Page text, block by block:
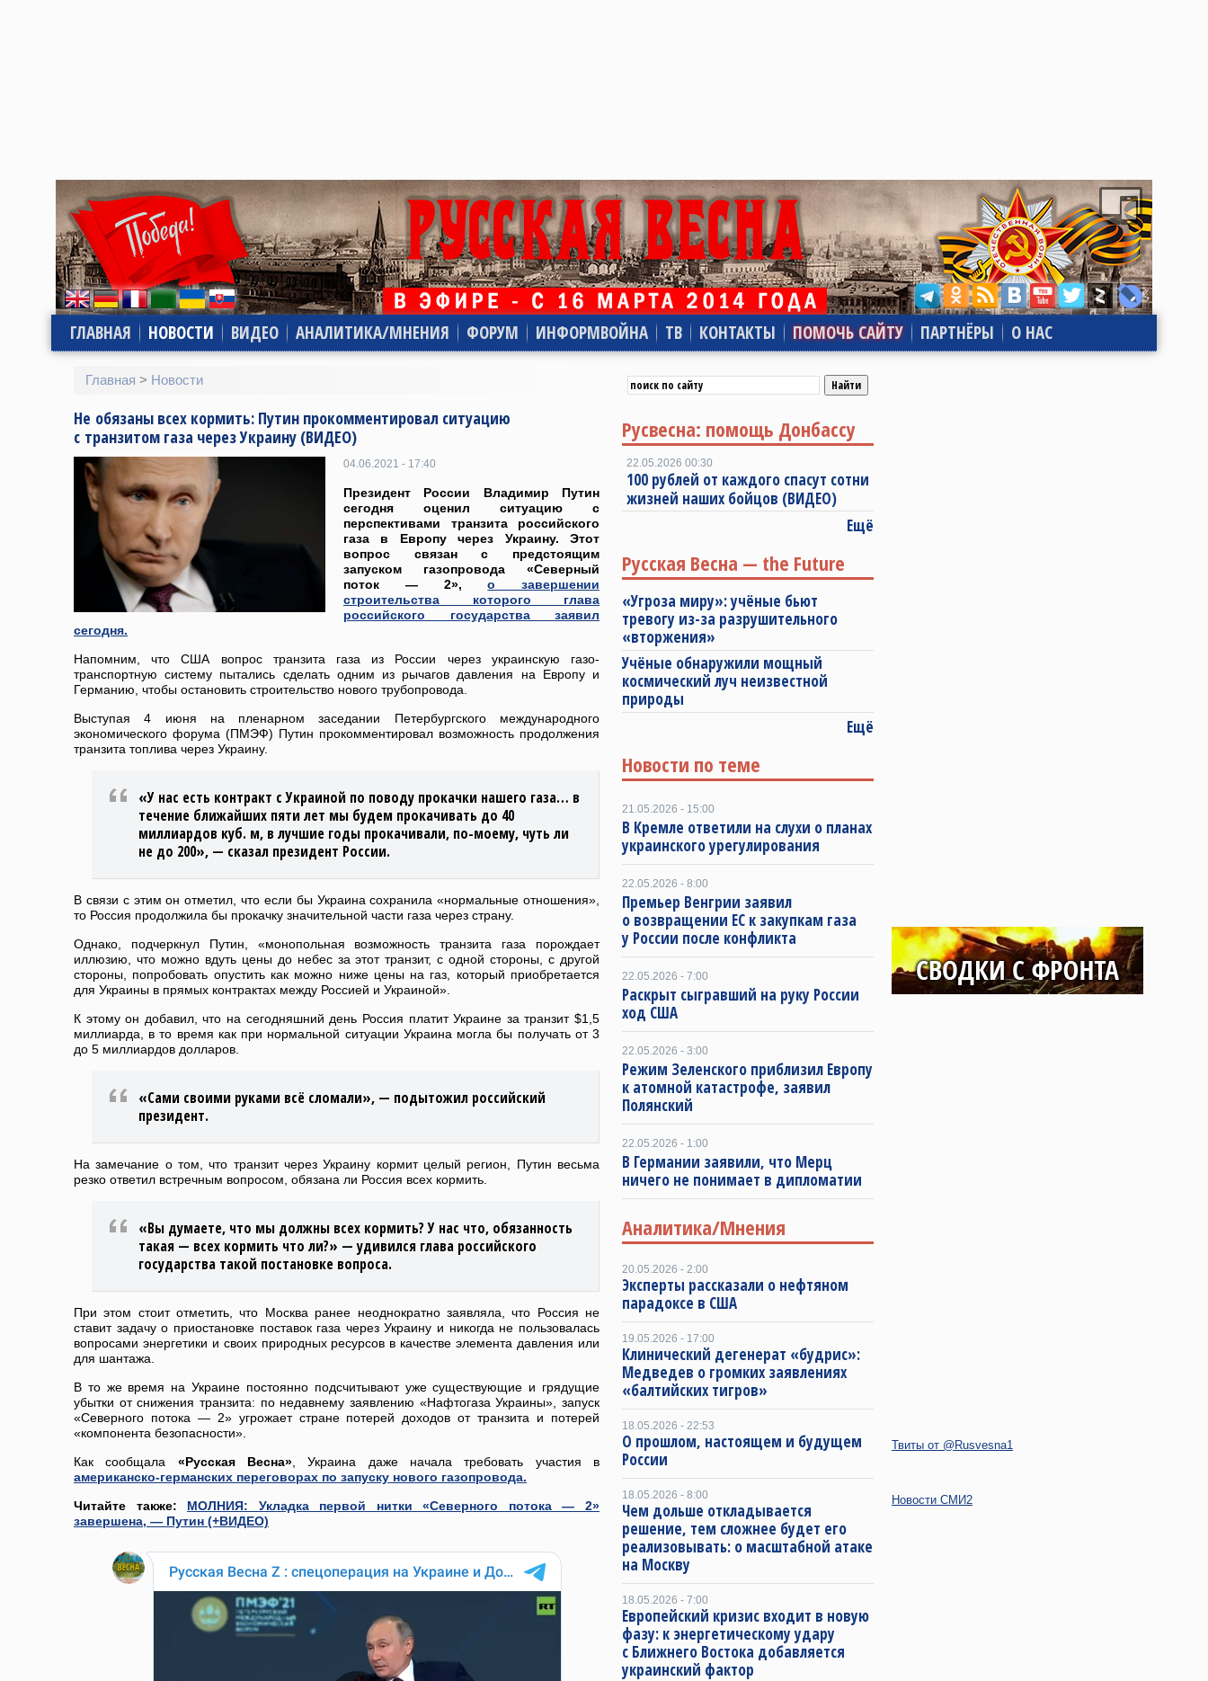
ГЛАВНАЯ НОВОСТИ ВИДЕО АНАЛИТИКА/МНЕНИЯ ФОРУМ ИНФОРМВОЙНА ТВ КОНТАКТЫ ПОМОЧЬ САЙТУ ПАРТНЁРЫ О НАС
Главная > Новости
Не обязаны всех кормить: Путин прокомментировал ситуацию
с транзитом газа через Украину (ВИДЕО)
04.06.2021 - 17:40
Президент России Владимир Путин
сегодня оценил ситуацию с
перспективами транзита российского
газа в Европу через Украину. Этот
вопрос связан с предстоящим
запуском газопровода «Северный
поток — 2»,о завершении
строительства которого глава
российского государства заявил
сегодня.
Напомним, что США вопрос транзита газа из России через украинскую газо-
транспортную систему пытались сделать одним из рычагов давления на Европу и
Германию, чтобы остановить строительство нового трубопровода.
Выступая 4 июня на пленарном заседании Петербургского международного
экономического форума (ПМЭФ) Путин прокомментировал возможность продолжения
транзита топлива через Украину.
«У нас есть контракт с Украиной по поводу прокачки нашего газа… в
течение ближайших пяти лет мы будем прокачивать до 40
миллиардов куб. м, в лучшие годы прокачивали, по-моему, чуть ли
не до 200», — сказал президент России.
В связи с этим он отметил, что если бы Украина сохранила «нормальные отношения»,
то Россия продолжила бы прокачку значительной части газа через страну.
Однако, подчеркнул Путин, «монопольная возможность транзита газа порождает
иллюзию, что можно вдуть цены до небес за этот транзит, с одной стороны, с другой
стороны, попробовать опустить как можно ниже цены на газ, который приобретается
для Украины в прямых контрактах между Россией и Украиной».
К этому он добавил, что на сегодняшний день Россия платит Украине за транзит $1,5
миллиарда, в то время как при нормальной ситуации Украина могла бы получать от 3
до 5 миллиардов долларов.
«Сами своими руками всё сломали», — подытожил российский
президент.
На замечание о том, что транзит через Украину кормит целый регион, Путин весьма
резко ответил встречным вопросом, обязана ли Россия всех кормить.
«Вы думаете, что мы должны всех кормить? У нас что, обязанность
такая — всех кормить что ли?» — удивился глава российского
государства такой постановке вопроса.
При этом стоит отметить, что Москва ранее неоднократно заявляла, что Россия не
ставит задачу о приостановке поставок газа через Украину и никогда не пользовалась
вопросами энергетики и своих природных ресурсов в качестве элемента давления или
для шантажа.
В то же время на Украине постоянно подсчитывают уже существующие и грядущие
убытки от снижения транзита: по недавнему заявлению «Нафтогаза Украины», запуск
«Северного потока — 2» угрожает стране потерей доходов от транзита и потерей
«компонента безопасности».
Как сообщала «Русская Весна» , Украина даже начала требовать участия в
американско-германских переговорах по запуску нового газопровода.
Читайте также: МОЛНИЯ: Укладка первой нитки «Северного потока — 2»
завершена, — Путин (+ВИДЕО)
Русвесна: помощь Донбассу
22.05.2026 00:30
100 рублей от каждого спасут сотни
жизней наших бойцов (ВИДЕО)
Ещё
Русская Весна — the Future
«Угроза миру»: учёные бьют
тревогу из-за разрушительного
«вторжения»
Учёные обнаружили мощный
космический луч неизвестной
природы
Ещё
Новости по теме
21.05.2026 - 15:00
В Кремле ответили на слухи о планах
украинского урегулирования
22.05.2026 - 8:00
Премьер Венгрии заявил
о возвращении ЕС к закупкам газа
у России после конфликта
22.05.2026 - 7:00
Раскрыт сыгравший на руку России
ход США
22.05.2026 - 3:00
Режим Зеленского приблизил Европу
к атомной катастрофе, заявил
Полянский
22.05.2026 - 1:00
В Германии заявили, что Мерц
ничего не понимает в дипломатии
Аналитика/Мнения
20.05.2026 - 2:00
Эксперты рассказали о нефтяном
парадоксе в США
19.05.2026 - 17:00
Клинический дегенерат «будрис»:
Медведев о громких заявлениях
«балтийских тигров»
18.05.2026 - 22:53
О прошлом, настоящем и будущем
России
18.05.2026 - 8:00
Чем дольше откладывается
решение, тем сложнее будет его
реализовывать: о масштабной атаке
на Москву
18.05.2026 - 7:00
Европейский кризис входит в новую
фазу: к энергетическому удару
с Ближнего Востока добавляется
украинский фактор
Твиты от @Rusvesna1
Новости СМИ2